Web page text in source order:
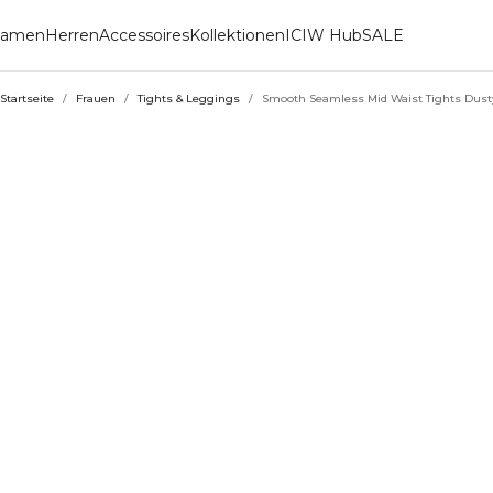
HerrenAccessoiresKollektionenICIW HubSALE
Startseite / Frauen / Tights & Leggings / Smooth Seamless Mid Waist Tights